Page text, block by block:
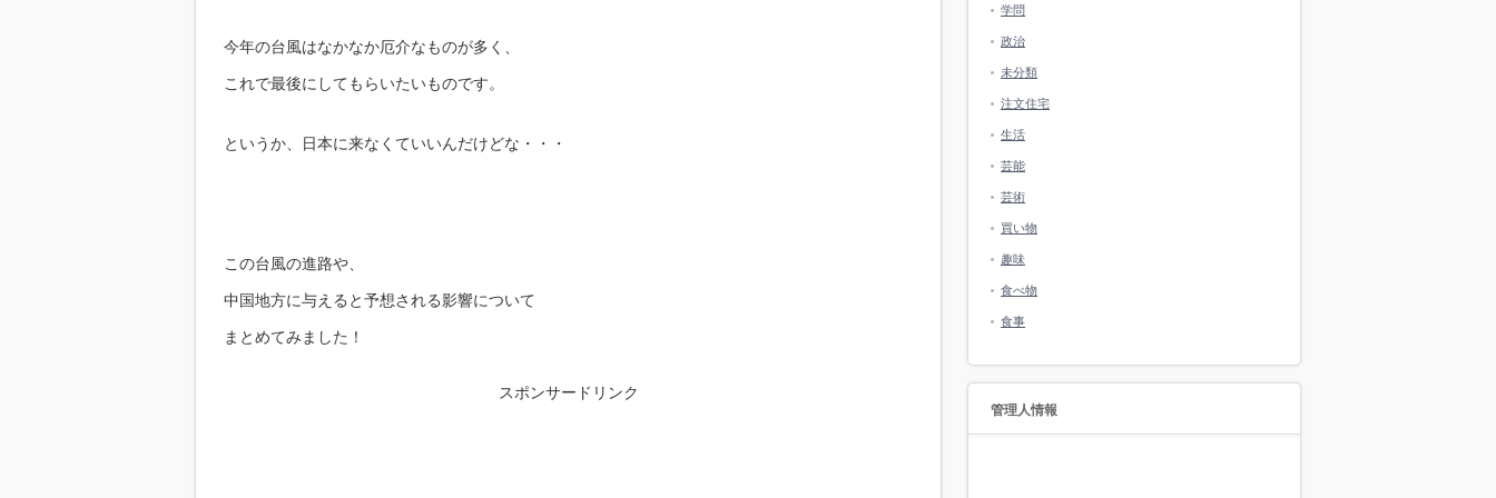
今年の台風はなかなか厄介なものが多く、
これで最後にしてもらいたいものです。
というか、日本に来なくていいんだけどな・・・
この台風の進路や、
中国地方に与えると予想される影響について
まとめてみました！
スポンサードリンク
学問
政治
未分類
注文住宅
生活
芸能
芸術
買い物
趣味
食べ物
食事
管理人情報